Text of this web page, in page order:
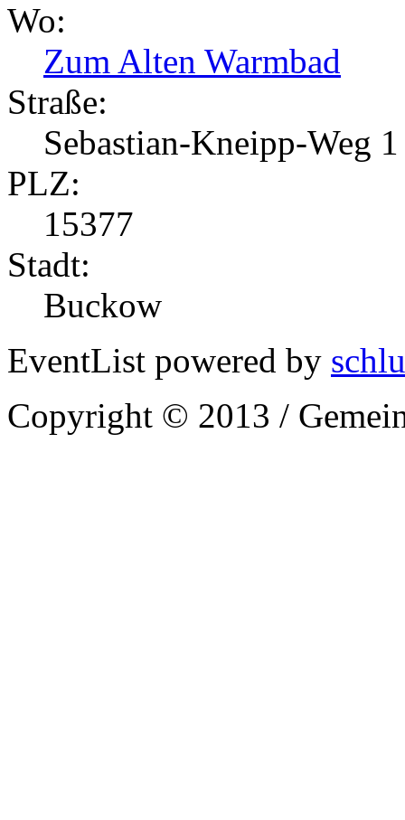
Wo:
Zum Alten Warmbad
Straße:
Sebastian-Kneipp-Weg 1
PLZ:
15377
Stadt:
Buckow
EventList powered by
Copyright © 2013 /